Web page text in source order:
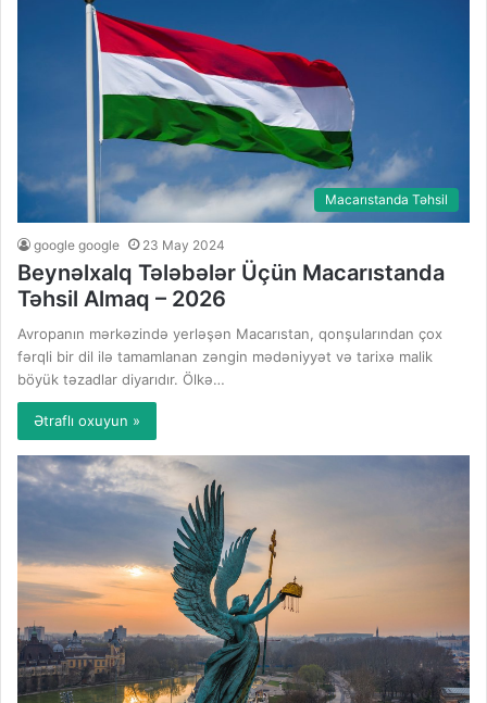
Macarıstanda Təhsil
google google 23 May 2024
Beynəlxalq Tələbələr Üçün Macarıstanda
Təhsil Almaq – 2026
Avropanın mərkəzində yerləşən Macarıstan, qonşularından çox
fərqli bir dil ilə tamamlanan zəngin mədəniyyət və tarixə malik
böyük təzadlar diyarıdır. Ölkə…
Ətraflı oxuyun »